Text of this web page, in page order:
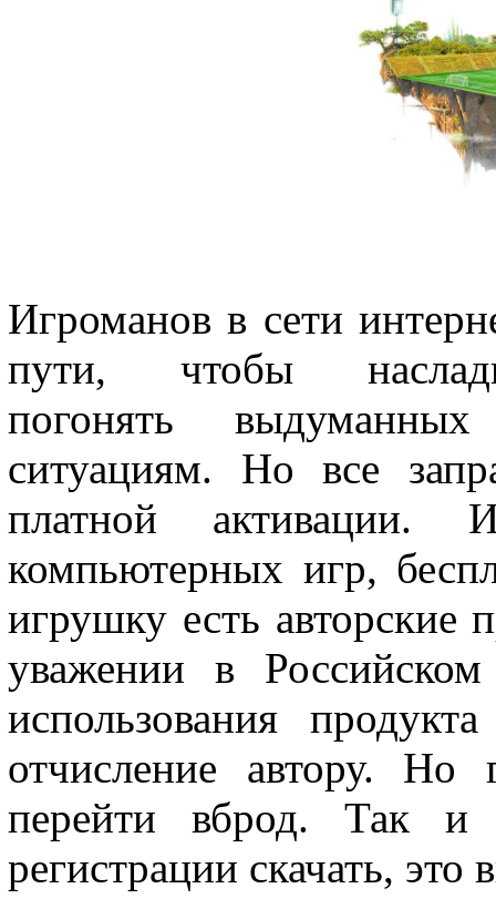
Игроманов в сети
пути, чтобы
погонять
ситуациям. Но все
платной активации.
компьютерных игр,
игрушку есть авторские
уважении в Российском
использования
отчисление автору. Но
перейти вброд. Так и
регистрации скачать,